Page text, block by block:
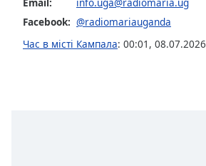
Font
FamilyFacebook: @radiomariauganda
Час в місті Кампала: 00:01 , 08.07.2026